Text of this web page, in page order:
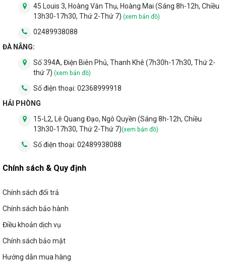
45 Louis 3, Hoàng Văn Thụ, Hoàng Mai (Sáng 8h-12h, Chiều
13h30-17h30, Thứ 2-Thứ 7) (xem bản đồ)
02489938088
ĐÀ NẴNG:
Số 394A, Điện Biên Phủ, Thanh Khê (7h30h-17h30, Thứ 2-
thứ 7) (xem bản đồ)
Số điện thoại: 02368999918
HẢI PHÒNG
15-L2, Lê Quang Đạo, Ngô Quyền (Sáng 8h-12h, Chiều
13h30-17h30, Thứ 2-Thứ 7)(xem bản đồ)
Số điện thoại: 02489938088
Chính sách & Quy định
Chính sách đổi trả
Chính sách bảo hành
Điều khoản dịch vụ
Chính sách bảo mật
Hướng dẫn mua hàng